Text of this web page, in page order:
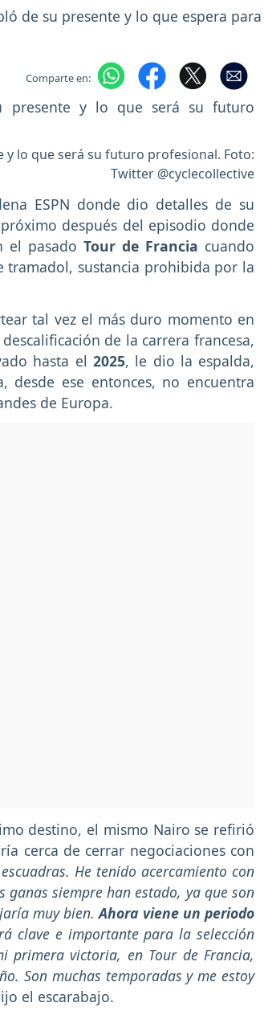
de su presente y lo que espera
Comparte en:
lo que será su futuro profesional. Foto:
Twitter @cyclecollective
ESPN donde dio detalles de su
después del episodio donde
el pasado Tour de Francia cuando
sustancia prohibida por la
tal vez el más duro momento en
de la carrera francesa,
hasta el 2025, le dio la espalda,
desde ese entonces, no encuentra
de Europa.
destino, el mismo Nairo se refirió
cerca de cerrar negociaciones con
He tenido acercamiento con
siempre han estado, ya que son
muy bien.Ahora viene un periodo
clave e importante para la selección
primera victoria, en Tour de Francia,
Son muchas temporadas y me estoy
el escarabajo.